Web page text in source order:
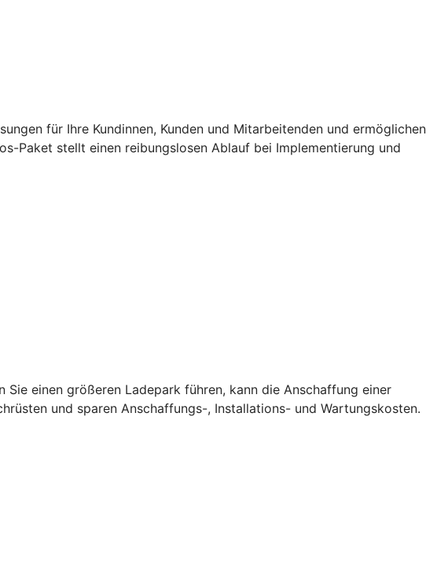
für Ihre Kundinnen, Kunden und Mitarbeitenden und ermöglichen
Paket stellt einen reibungslosen Ablauf bei Implementierung und
einen größeren Ladepark führen, kann die Anschaffung einer
und sparen Anschaffungs-, Installations- und Wartungskosten.